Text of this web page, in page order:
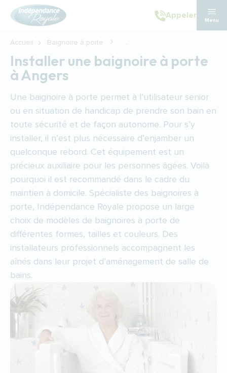
Aller au contenu principal
Appeler
Menu
Accueil Baignoire à porte ...
Installer une baignoire à porte
à Angers
Une baignoire à porte permet à l’utilisateur senior
ou en situation de handicap de prendre son bain en
toute sécurité et de façon autonome. Pour s’y
installer, il n’est plus nécessaire d’enjamber un
quelconque rebord. Cet équipement est un
précieux auxiliaire pour les personnes âgées. Voilà
pourquoi il est recommandé dans le cadre du
maintien à domicile. Spécialiste des baignoires à
porte, Indépendance Royale propose un large
choix de modèles de baignoires à porte de
différentes formes, tailles et couleurs. Des
installateurs professionnels accompagnent les
aînés dans leur projet d’aménagement de salle de
bains.